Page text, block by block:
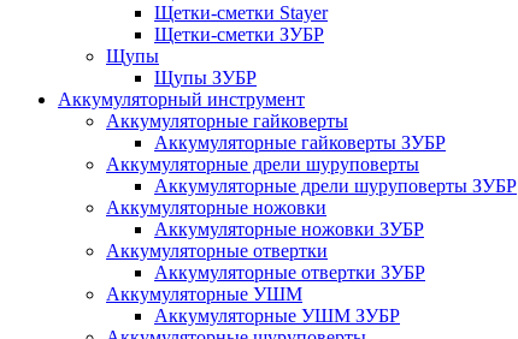
Щетки-сметки Stayer
Щетки-сметки ЗУБР
Щупы
Щупы ЗУБР
Аккумуляторный инструмент
Аккумуляторные гайковерты
Аккумуляторные гайковерты ЗУБР
Аккумуляторные дрели шуруповерты
Аккумуляторные дрели шуруповерты ЗУБР
Аккумуляторные ножовки
Аккумуляторные ножовки ЗУБР
Аккумуляторные отвертки
Аккумуляторные отвертки ЗУБР
Аккумуляторные УШМ
Аккумуляторные УШМ ЗУБР